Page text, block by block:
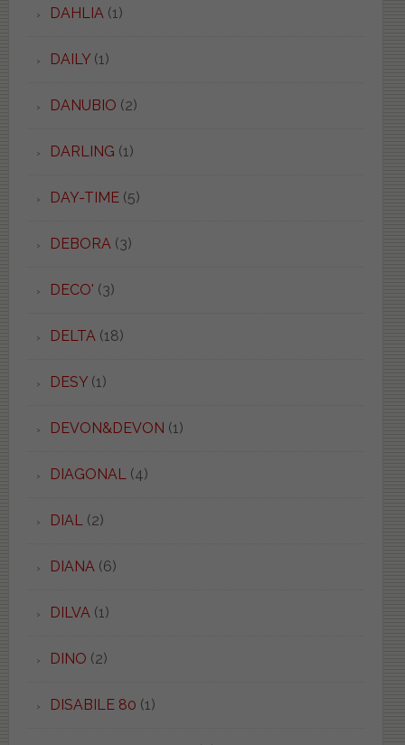
DAHLIA(1)
DAILY(1)
DANUBIO (2)
DARLING (1)
DAY-TIME(5)
DEBORA(3)
DECO' (3)
DELTA(18)
DESY(1)
DEVON&DEVON (1)
DIAGONAL(4)
DIAL(2)
DIANA(6)
DILVA(1)
DINO (2)
DISABILE 80 (1)